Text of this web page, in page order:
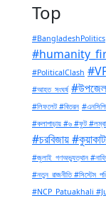
Top
#BangladeshPolitics
#PoliticalClash
#আহত_সংঘর্ষ
#লিফলেট #বিতরন
#কলাপাড়ায় #৬ #ফুট #লম্বা
#চরবিজায়
#জুলাই_গণঅভ্যুত্থান
#নতুন_রাজনীতি
#NCP_Patuakhali